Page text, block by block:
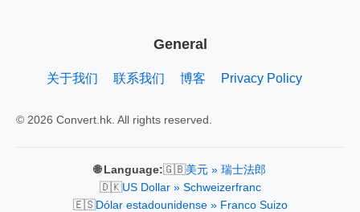
General
关于我们 联系我们 博客 Privacy Policy
© 2026 Convert.hk. All rights reserved.
🌐 Language:🇬🇧美元 » 瑞士法郎
🇩🇰US Dollar » Schweizerfranc
🇪🇸Dólar estadounidense » Franco Suizo